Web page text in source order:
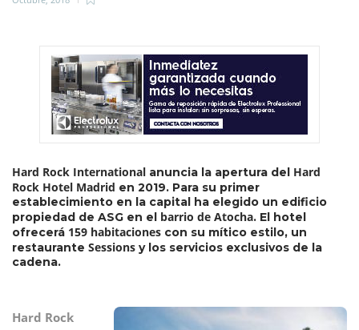
Hard Rock International anuncia la apertura del Hard
Rock Hotel Madrid en 2019. Para su primer
establecimiento en la capital ha elegido un edificio
propiedad de ASG en el barrio de Atocha. El hotel
ofrecerá 159 habitaciones con su mítico estilo, un
restaurante Sessions y los servicios exclusivos de la
cadena.
Hard Rock